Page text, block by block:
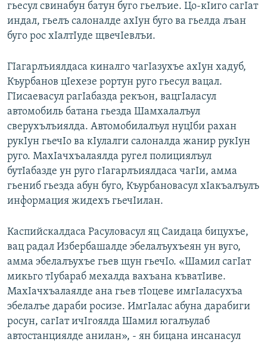
гьесул свинабун батун буго гьелъие. Цо-кIиго сагIат
индал, гьелъ салоналде ахIун буго ва гьелда лъан
буго рос хIалтIуде щвечIевлъи.
ГIагарлъиялдаса киналго чагIазухъе ахIун хадуб,
Къурбанов цIехезе рортун руго гьесул вацал.
ГIисаевасул рагIабазда рекъон, вацгIаласул
автомобиль батана гьезда Шамхалалъул
сверухълъиялда. Автомобилалъул нуцIби рахан
рукIун гьечIо ва кIулалги салоналда жанир рукIун
руго. МахIачхъалаялда ругел полициялъул
бутIабазде ун руго гIагарлъиялдаса чагIи, амма
гьениб гьезда абун буго, Къурбановасул хIакъалъулъ
информация жидехъ гьечIилан.
Каспийскалдаса Расуловасул яц Саидаца бицухъе,
вац радал Избербашалде эбелалъухъеян ун вуго,
амма эбелалъухъе гьев щун гьечIо. «Шамил сагIат
микьго тIубараб мехалда вахъана къватIиве.
МахIачхъалаялде ана гьев тIоцеве имгIаласухъа
эбелалъе дараби росизе. ИмгIалас абуна дарабиги
росун, сагIат ичIгоялда Шамил югалъулаб
автостанциялде анилан», - ян бицана инсанасул